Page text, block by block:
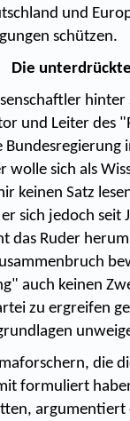
und
schützen.
Die
hinter
und Leiter des
wolle sich als
keinen Satz
sich jedoch
das Ruder
auch keinen
zu ergreifen
die
formuliert